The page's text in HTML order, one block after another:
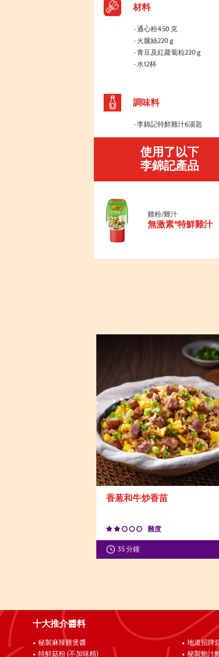
材料
通心粉450 克
火腿絲220 g
青豆及紅蘿蔔粒220 g
水12杯
調味料
李錦記特鮮雞汁6湯匙
使用了以下
李錦記產品
雞粉/雞汁
無激素*特鮮雞汁
香葱和牛炒香苗
難度
35 分鐘
十大推介醬料
秘製麻辣雞煲醬
特鮮菇粉 (不加味精)
地道招牌
秘製鮑汁